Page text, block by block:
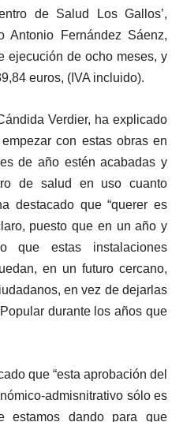
de Salud Los Gallos’,
Antonio Fernández Sáenz,
ejecución de ocho meses, y
euros, (IVA incluido).
Verdier, ha explicado
con estas obras en
de año estén acabadas y
de salud en uso cuanto
destacado que “querer es
puesto que en un año y
que estas instalaciones
en un futuro cercano,
en vez de dejarlas
durante los años que
que “esta aprobación del
admisnitrativo sólo es
dando para que